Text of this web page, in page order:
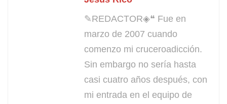
✎REDACTOR◈❝ Fue en
marzo de 2007 cuando
comenzo mi cruceroadicción.
Sin embargo no sería hasta
casi cuatro años después, con
mi entrada en el equipo de